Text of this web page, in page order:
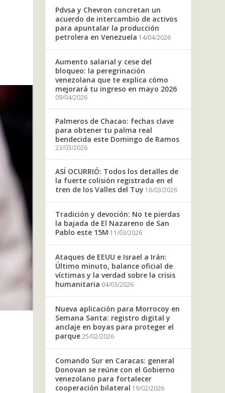
Pdvsa y Chevron concretan un
acuerdo de intercambio de activos
para apuntalar la producción
petrolera en Venezuela 14/04/2026
Aumento salarial y cese del
bloqueo: la peregrinación
venezolana que te explica cómo
mejorará tu ingreso en mayo 2026
09/04/2026
Palmeros de Chacao: fechas clave
para obtener tu palma real
bendecida este Domingo de Ramos
23/03/2026
ASÍ OCURRIÓ: Todos los detalles de
la fuerte colisión registrada en el
tren de los Valles del Tuy 16/03/2026
Tradición y devoción: No te pierdas
la bajada de El Nazareno de San
Pablo este 15M 11/03/2026
Ataques de EEUU e Israel a Irán:
Último minuto, balance oficial de
víctimas y la verdad sobre la crisis
humanitaria 04/03/2026
Nueva aplicación para Morrocoy en
Semana Santa: registro digital y
anclaje en boyas para proteger el
parque25/02/2026
Comando Sur en Caracas: general
Donovan se reúne con el Gobierno
venezolano para fortalecer
cooperación bilateral 19/02/2026